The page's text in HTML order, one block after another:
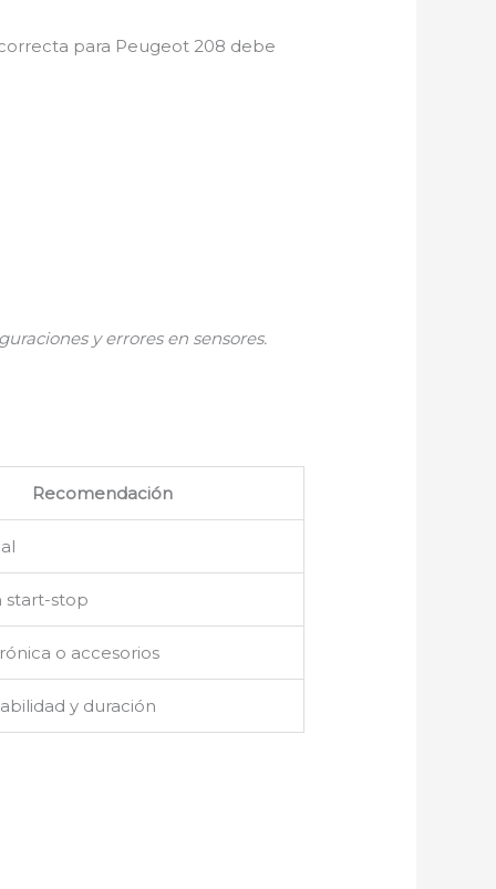
para Peugeot 208 debe
y errores en sensores.
Recomendación
start-stop
o accesorios
y duración